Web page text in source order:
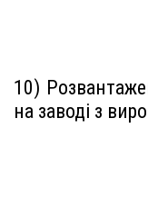
10)
на заводі з